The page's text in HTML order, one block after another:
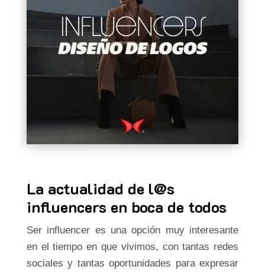
La actualidad de l@s
influencers en boca de todos
Ser influencer es una opción muy interesante
en el tiempo en que vivimos, con tantas redes
sociales y tantas oportunidades para expresar